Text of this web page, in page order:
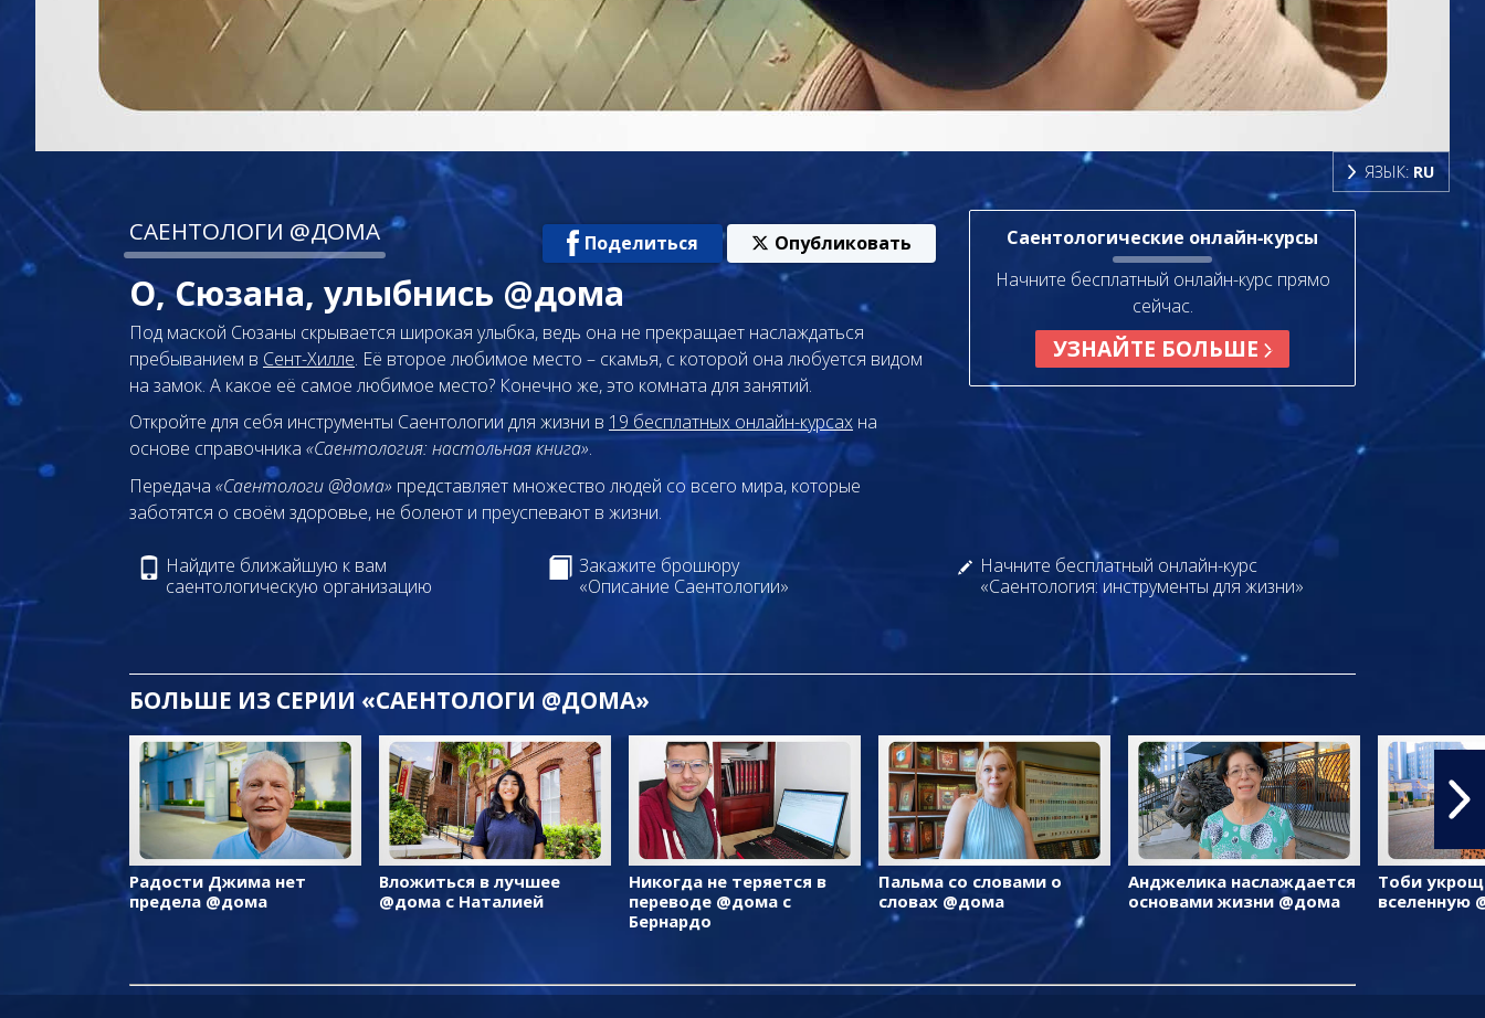
ЯЗЫК: RU
САЕНТОЛОГИ @ДОМА Поделиться Опубликовать
О, Сюзана, улыбнись @дома
Под маской Сюзаны скрывается широкая улыбка, ведь она не прекращает наслаждаться
пребыванием в Сент-Хилле. Её второе любимое место – скамья, с которой она любуется видом
на замок. А какое её самое любимое место? Конечно же, это комната для занятий.
Откройте для себя инструменты Саентологии для жизни в 19 бесплатных онлайн-курсах на
основе справочника «Саентология: настольная книга».
Передача «Саентологи @дома» представляет множество людей со всего мира, которые
заботятся о своём здоровье, не болеют и преуспевают в жизни.
Саентологические онлайн‑курсы
Начните бесплатный онлайн-курс прямо
сейчас.
УЗНАЙТЕ БОЛЬШЕ
Найдите ближайшую к вам
саентологическую организацию
Закажите брошюру
«Описание Саентологии»
Начните бесплатный онлайн-курс
«Саентология: инструменты для жизни»
БОЛЬШЕ ИЗ СЕРИИ «САЕНТОЛОГИ @ДОМА»
Радости Джима нет
предела @дома
Вложиться в лучшее
@дома с Наталией
Никогда не теряется в
переводе @дома с
Бернардо
Пальма со словами о
словах @дома
Анджелика наслаждается
основами жизни @дома
Тоби
вселенную